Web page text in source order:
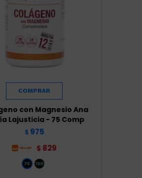
con Magnesio Ana
Lajusticia - 75 Comp
$ 975
$ 829